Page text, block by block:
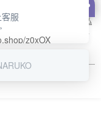
方式之詳情，及若您不希
定，請參閱本網站「
隱私
同意本公司得按本網站使
服
z0xOX
26581707